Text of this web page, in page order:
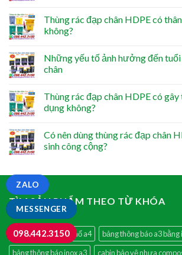
Thùng rác đạp chân HDPE có
không?
Những yếu tố ảnh hưởng đến
chân
Thùng rác đạp chân HDPE có
dụng không?
Có nên dùng thùng rác đạp chân
sinh công cộng?
TÌM SẢN PHẨM THEO TỪ KHÓA
bảng chỉ dẫn inox khổ a4
bảng thông báo a3 bằng
bảng thông báo inox a3
cabin bảo vệ nhựa
MESSENGER
ZALO
098.442.3150